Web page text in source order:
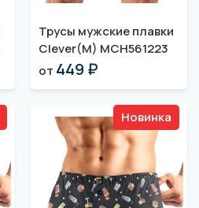
Трусы мужские плавки
Clever(M) MCH561223
от 449 ₽
Новинка